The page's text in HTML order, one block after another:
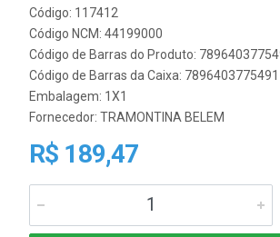
Código: 117412
Código NCM: 44199000
Código de Barras do Produto:
Código de Barras da Caixa: 7896403775491
Embalagem: 1X1
Fornecedor: TRAMONTINA BELEM
R$ 189,47